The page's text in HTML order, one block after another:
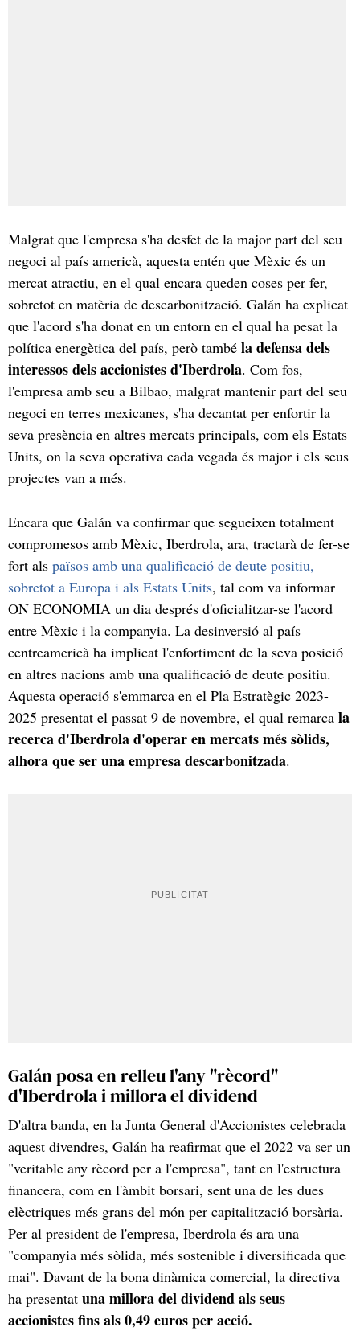
Malgrat que l'empresa s'ha desfet de la major part del seu
negoci al país americà, aquesta entén que Mèxic és un
mercat atractiu, en el qual encara queden coses per fer,
sobretot en matèria de descarbonització. Galán ha explicat
que l'acord s'ha donat en un entorn en el qual ha pesat la
política energètica del país, però també la defensa dels
interessos dels accionistes d'Iberdrola. Com fos,
l'empresa amb seu a Bilbao, malgrat mantenir part del seu
negoci en terres mexicanes, s'ha decantat per enfortir la
seva presència en altres mercats principals, com els Estats
Units, on la seva operativa cada vegada és major i els seus
projectes van a més.
Encara que Galán va confirmar que segueixen totalment
compromesos amb Mèxic, Iberdrola, ara, tractarà de fer-se
fort als països amb una qualificació de deute positiu,
sobretot a Europa i als Estats Units, tal com va informar
ON ECONOMIA un dia després d'oficialitzar-se l'acord
entre Mèxic i la companyia. La desinversió al país
centreamericà ha implicat l'enfortiment de la seva posició
en altres nacions amb una qualificació de deute positiu.
Aquesta operació s'emmarca en el Pla Estratègic 2023-
2025 presentat el passat 9 de novembre, el qual remarca la
recerca d'Iberdrola d'operar en mercats més sòlids,
alhora que ser una empresa descarbonitzada.
Galán posa en relleu l'any "rècord"
d'Iberdrola i millora el dividend
D'altra banda, en la Junta General d'Accionistes celebrada
aquest divendres, Galán ha reafirmat que el 2022 va ser un
"veritable any rècord per a l'empresa", tant en l'estructura
financera, com en l'àmbit borsari, sent una de les dues
elèctriques més grans del món per capitalització borsària.
Per al president de l'empresa, Iberdrola és ara una
"companyia més sòlida, més sostenible i diversificada que
mai". Davant de la bona dinàmica comercial, la directiva
ha presentat una millora del dividend als seus
accionistes fins als 0,49 euros per acció.